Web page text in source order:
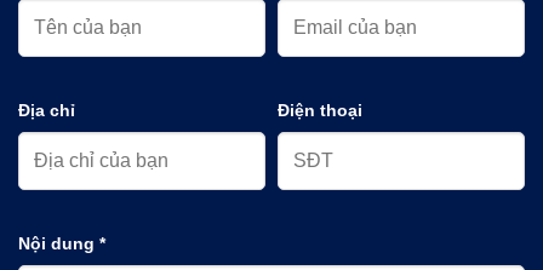
Địa chỉ Điện thoại
Nội dung *